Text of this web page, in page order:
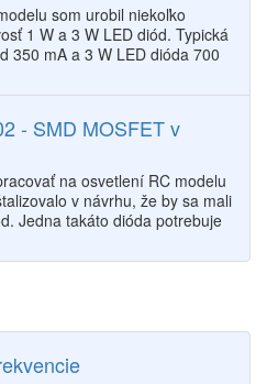
som urobil niekoľko
1 W a 3 W LED diód. Typická
350 mA a 3 W LED dióda 700
- SMD MOSFET v
na osvetlení RC modelu
v návrhu, že by sa mali
Jedna takáto dióda potrebuje